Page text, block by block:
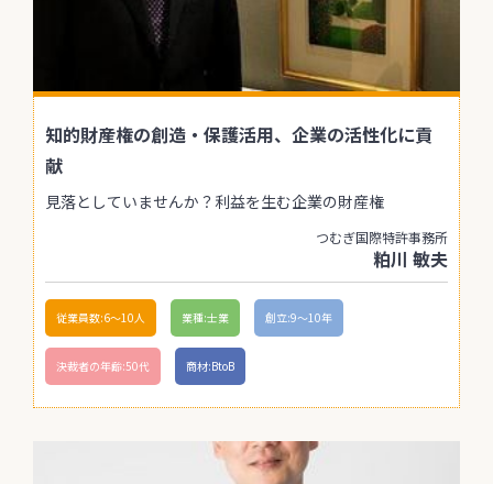
知的財産権の創造・保護活用、企業の活性化に貢
献
見落としていませんか？利益を生む企業の財産権
つむぎ国際特許事務所
粕川 敏夫
従業員数:6～10人 業種:士業 創立:9〜10年
決裁者の年齢:50代 商材:BtoB